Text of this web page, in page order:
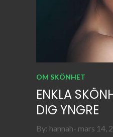
OM SKÖNHET
ENKLA
DIG YNGRE
By: hannah Posted
mars 14,